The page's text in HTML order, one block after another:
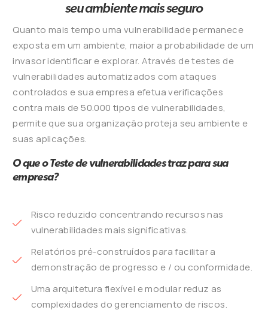
seu ambiente mais seguro
Quanto mais tempo uma vulnerabilidade permanece
exposta em um ambiente, maior a probabilidade de um
invasor identificar e explorar. Através de testes de
vulnerabilidades automatizados com ataques
controlados e sua empresa efetua verificações
contra mais de 50.000 tipos de vulnerabilidades,
permite que sua organização proteja seu ambiente e
suas aplicações.
O que o Teste de vulnerabilidades traz para sua
empresa?
Risco reduzido concentrando recursos nas
vulnerabilidades mais significativas.
Relatórios pré-construídos para facilitar a
demonstração de progresso e / ou conformidade.
Uma arquitetura flexível e modular reduz as
complexidades do gerenciamento de riscos.